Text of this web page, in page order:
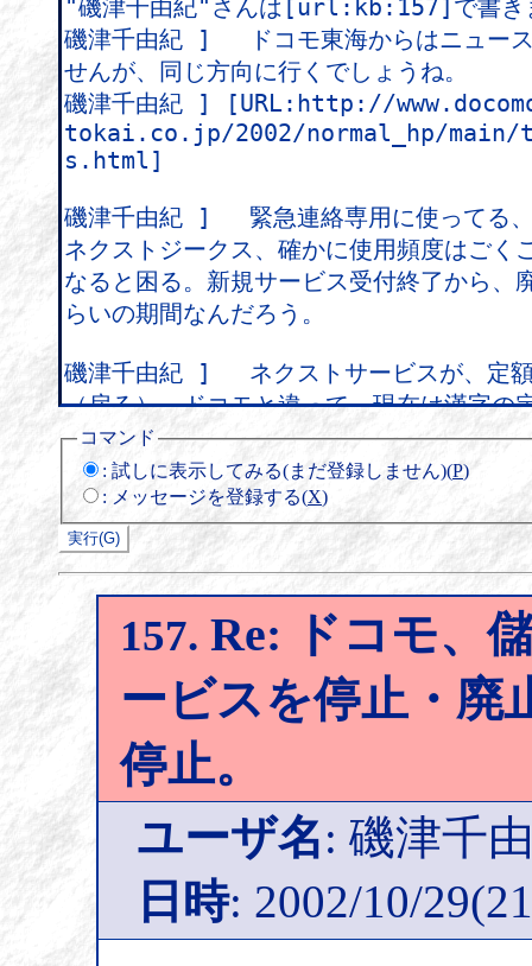
コマンド
: 試しに表示してみる(まだ登録しません)(P)
: メッセージを登録する(X)
157. Re: ドコモ、
ービスを停止・廃
停止。
ユーザ名: 磯津千
日時: 2002/10/